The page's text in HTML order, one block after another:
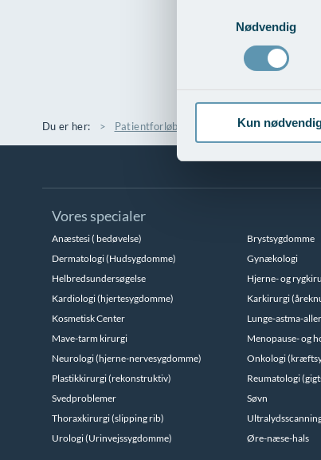
Nødvendig
Kun
Du er her: Patientforløb Sengestuer
Vores specialer
Anæstesi ( bedøvelse)
Brystsygdomme
Dermatologi (Hudsygdomme)
Gynækologi
Helbredsundersøgelse
Hjerne- og
Kardiologi (hjertesygdomme)
Karkirurgi
Kosmetisk Center
Lunge-astma-
Mave-tarm kirurgi
Menopause- og
Neurologi (hjerne-nervesygdomme)
Onkologi
Plastikkirurgi (rekonstruktiv)
Reumatologi
Svedproblemer
Søvn
Thoraxkirurgi (slipping rib)
Urologi (Urinvejssygdomme)
Øre-næse-hals